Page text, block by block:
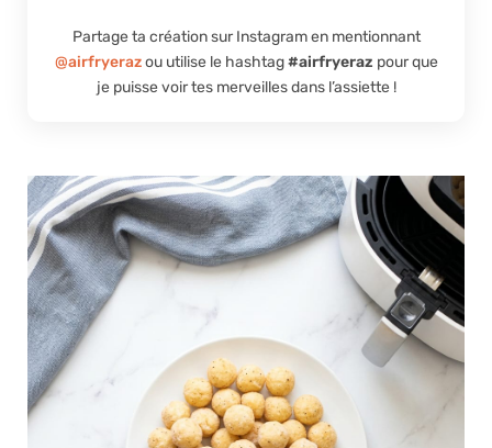
Partage ta création sur Instagram en mentionnant
@airfryerazou utilise le hashtag#airfryeraz pour que
je puisse voir tes merveilles dans l’assiette !